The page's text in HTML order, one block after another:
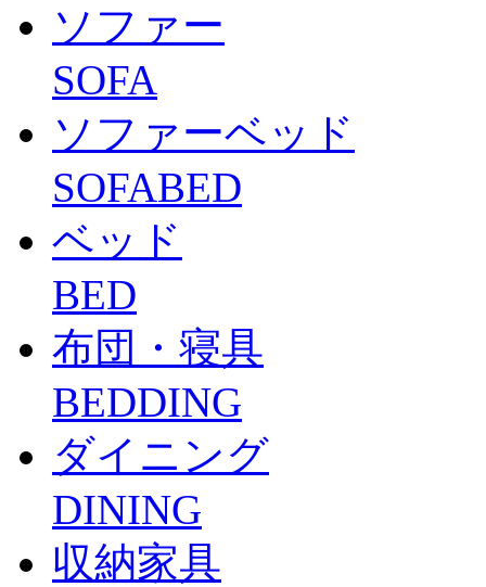
ソファー
SOFA
ソファーベッド
SOFABED
ベッド
BED
布団・寝具
BEDDING
ダイニング
DINING
収納家具